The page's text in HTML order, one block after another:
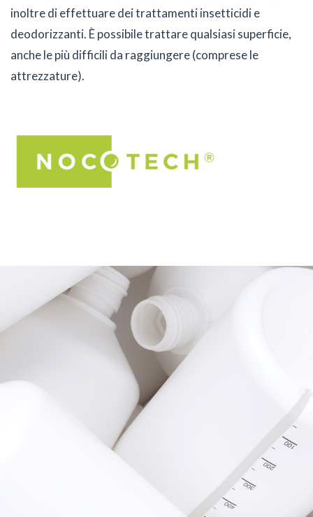
inoltre di effettuare dei trattamenti insetticidi e
deodorizzanti. È possibile trattare qualsiasi superficie,
anche le più difficili da raggiungere (comprese le
attrezzature).